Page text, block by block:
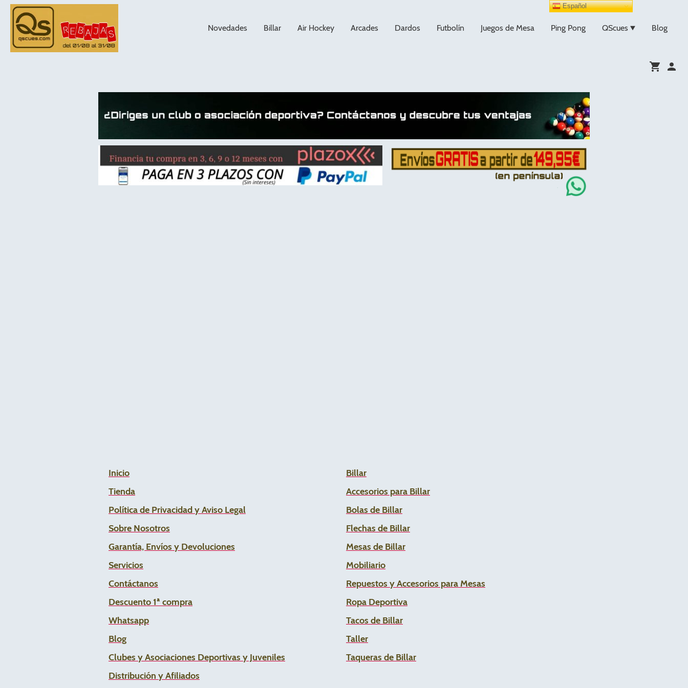
Novedades Billar Air Hockey Arcades Dardos Futbolín Juegos de Mesa Ping Pong QScues Blog
Inicio
Tienda
Política de Privacidad y Aviso Legal
Sobre Nosotros
Garantía, Envíos y Devoluciones
Servicios
Contáctanos
Descuento 1ª compra
Whatsapp
Blog
Clubes y Asociaciones Deportivas y Juveniles
Distribución y Afiliados
Billar
Accesorios para Billar
Bolas de Billar
Flechas de Billar
Mesas de Billar
Mobiliario
Repuestos y Accesorios para Mesas
Ropa Deportiva
Tacos de Billar
Taller
Taqueras de Billar
Español